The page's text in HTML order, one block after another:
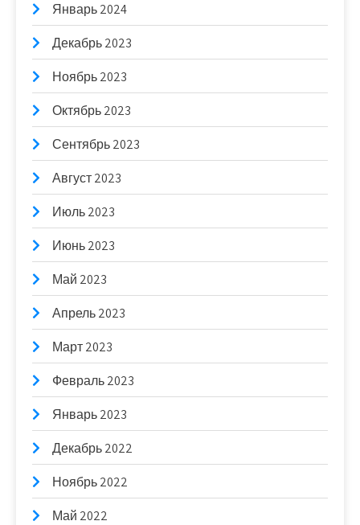
Январь 2024
Декабрь 2023
Ноябрь 2023
Октябрь 2023
Сентябрь 2023
Август 2023
Июль 2023
Июнь 2023
Май 2023
Апрель 2023
Март 2023
Февраль 2023
Январь 2023
Декабрь 2022
Ноябрь 2022
Май 2022